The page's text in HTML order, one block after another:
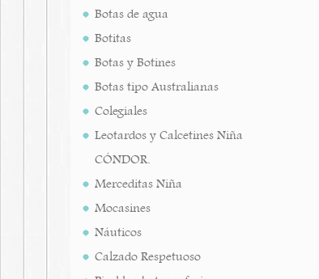
Botas de agua
Botitas
Botas y Botines
Botas tipo Australianas
Colegiales
Leotardos y Calcetines Niña
CÓNDOR.
Merceditas Niña
Mocasines
Náuticos
Calzado Respetuoso